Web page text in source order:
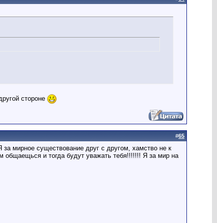
стороне
#65
мирное существование друг с другом, хамство не к
общаещься и тогда будут уважать тебя!!!!!!! Я за мир на